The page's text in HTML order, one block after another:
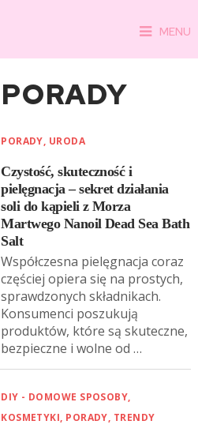
MENU
PORADY
PORADY, URODA
Czystość, skuteczność i
pielęgnacja – sekret działania
soli do kąpieli z Morza
Martwego Nanoil Dead Sea Bath
Salt
Współczesna pielęgnacja coraz
częściej opiera się na prostych,
sprawdzonych składnikach.
Konsumenci poszukują
produktów, które są skuteczne,
bezpieczne i wolne od …
DIY - DOMOWE SPOSOBY,
KOSMETYKI, PORADY, TRENDY